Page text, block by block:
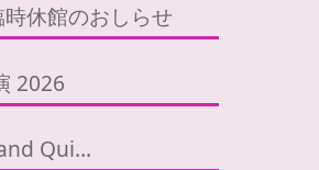
休館のおしらせ
2026
Qui…